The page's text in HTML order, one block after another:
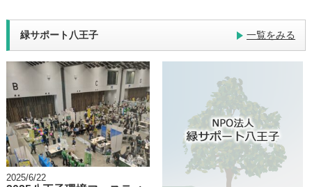
緑サポート八王子 一覧をみる
2025/6/22